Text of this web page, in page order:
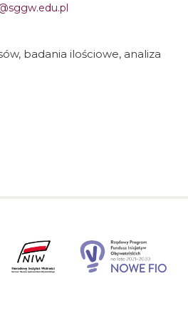
badania ilościowe, analiza